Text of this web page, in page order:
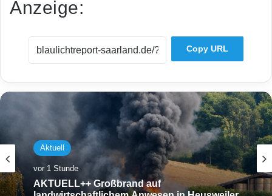
Anzeige:
Copy URL
Aktuell
vor 1 Stunde
AKTUELL++ Großbrand auf